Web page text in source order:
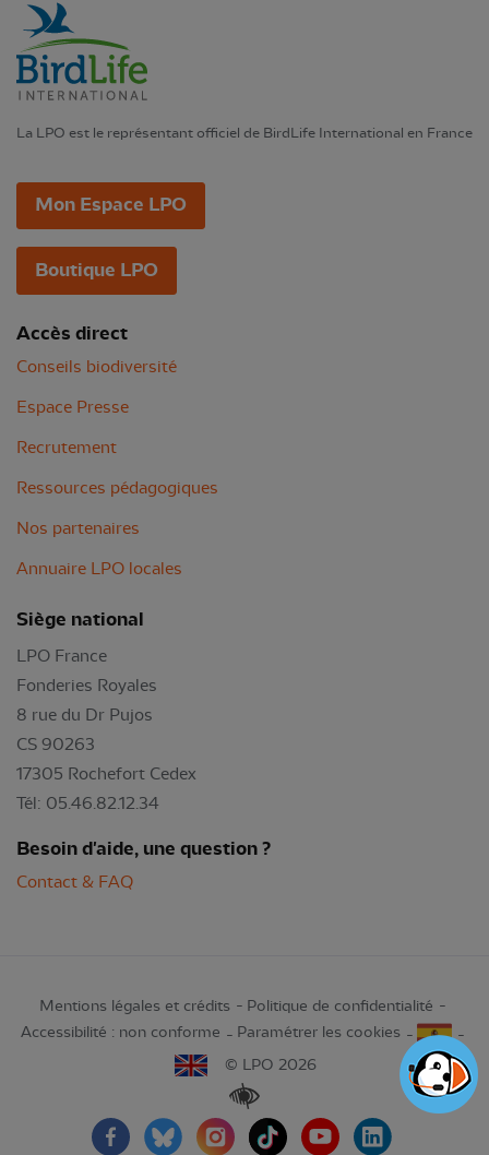
La LPO est le représentant officiel de BirdLife International en France
Mon Espace LPO
Boutique LPO
Accès direct
Conseils biodiversité
Espace Presse
Recrutement
Ressources pédagogiques
Nos partenaires
Annuaire LPO locales
Siège national
LPO France
Fonderies Royales
8 rue du Dr Pujos
CS 90263
17305 Rochefort Cedex
Tél: 05.46.82.12.34
Besoin d'aide, une question ?
Contact & FAQ
Mentions légales et crédits
Politique de confidentialité
Accessibilité : non conforme
Paramétrer les cookies
© LPO 2026
Renforcer les contrastes